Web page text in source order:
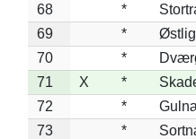
68
*
69
*
70
*
71
X *
72
*
73
*